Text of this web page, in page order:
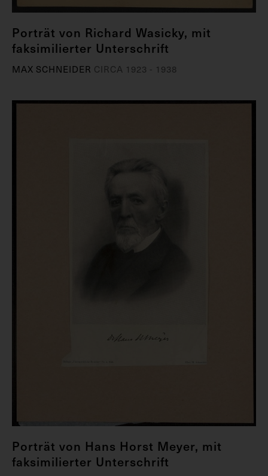
Porträt von Richard Wasicky, mit
faksimilierter Unterschrift
MAX SCHNEIDER CIRCA 1923 - 1938
Porträt von Hans Horst Meyer, mit
faksimilierter Unterschrift